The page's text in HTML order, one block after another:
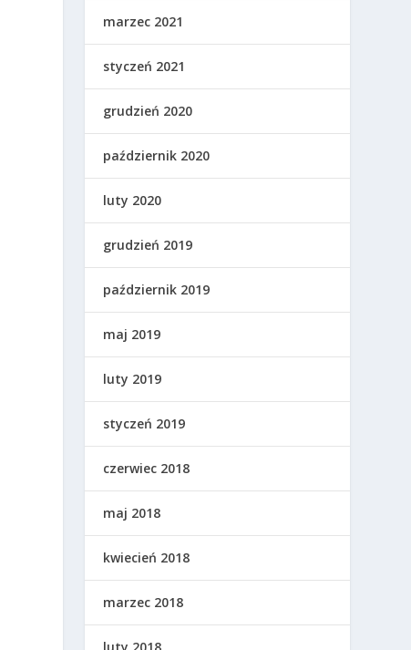
marzec 2021
styczeń 2021
grudzień 2020
październik 2020
luty 2020
grudzień 2019
październik 2019
maj 2019
luty 2019
styczeń 2019
czerwiec 2018
maj 2018
kwiecień 2018
marzec 2018